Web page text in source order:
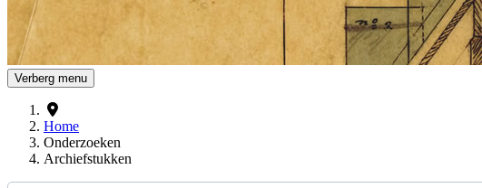
Verberg menu
Home
Onderzoeken
Archiefstukken